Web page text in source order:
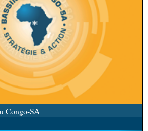
Congo-SA